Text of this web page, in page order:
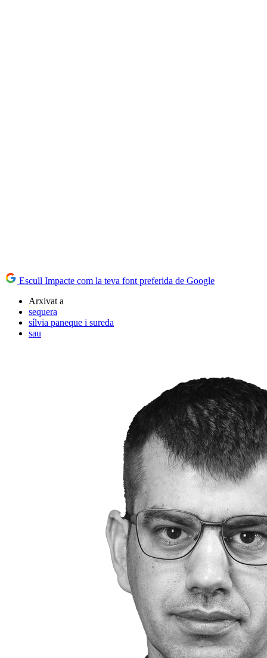
Escull Impacte com la teva font preferida de Google
Arxivat a
sequera
sílvia paneque i sureda
sau